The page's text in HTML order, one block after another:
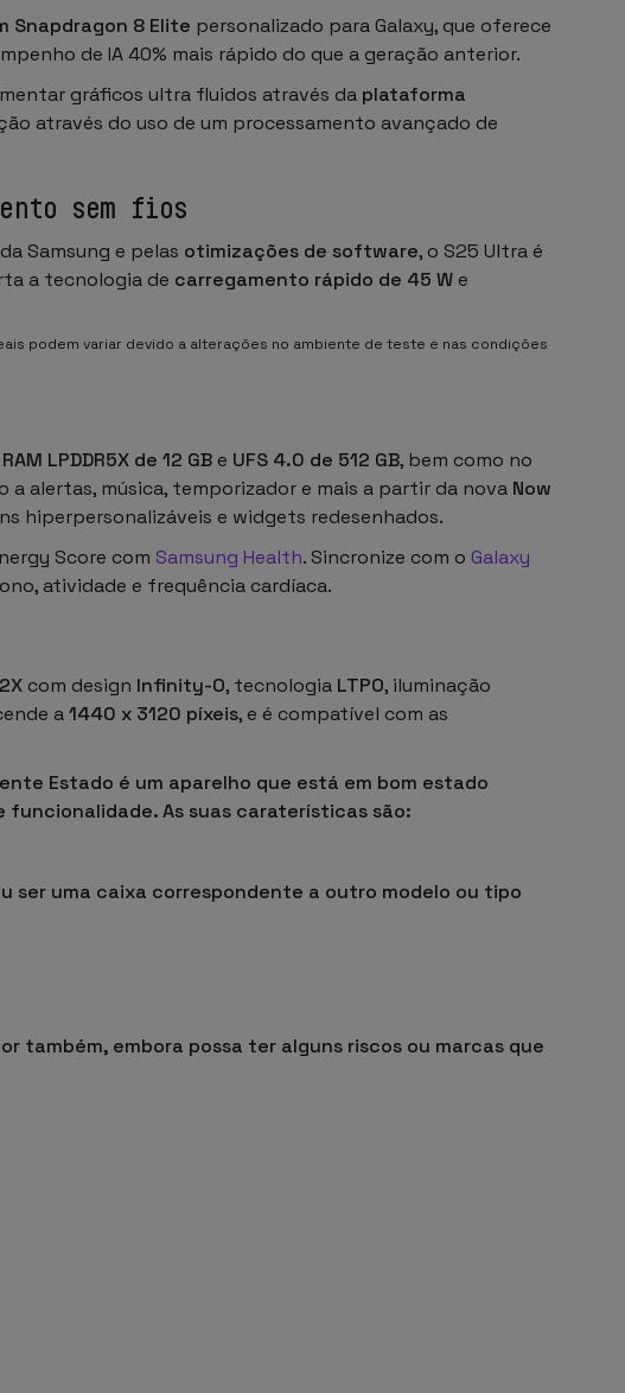
Snapdragon 8 Elite personalizado para Galaxy, que oferece
de IA 40% mais rápido do que a geração anterior.
gráficos ultra fluidos através da plataforma
através do uso de um processamento avançado de
sem fios
da Samsung e pelas otimizações de software, o S25 Ultra é
a tecnologia de carregamento rápido de 45 W e
podem variar devido a alterações no ambiente de teste e nas condições
RAM LPDDR5X de 12 GB e UFS 4.0 de 512 GB, bem como no
alertas, música, temporizador e mais a partir da nova Now
hiperpersonalizáveis e widgets redesenhados.
Score com Samsung Health. Sincronize com o Galaxy
atividade e frequência cardíaca.
com design Infinity-O, tecnologia LTPO, iluminação
a1440 x 3120 píxeis, e é compatível com as
Estado é um aparelho que está em bom estado
As suas caraterísticas são:
ser uma caixa correspondente a outro modelo ou tipo
também, embora possa ter alguns riscos ou marcas que